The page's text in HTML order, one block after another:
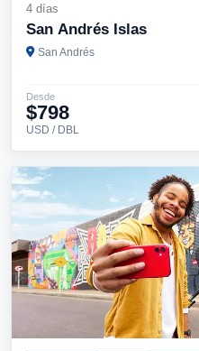
4 días
San Andrés Islas
San Andrés
Desde
$798
USD / DBL